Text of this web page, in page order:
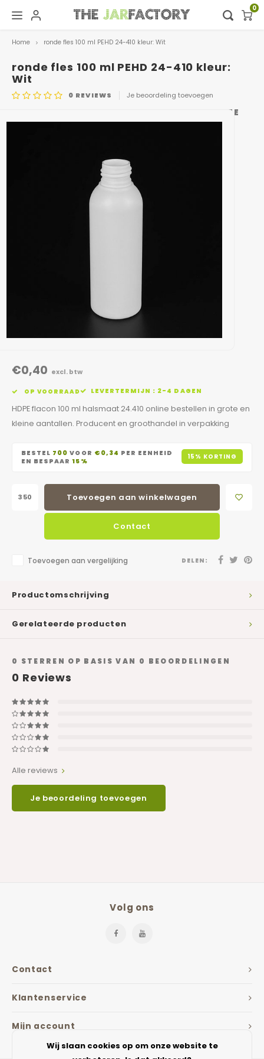
Digital showroom
Decoratie
Taal
0
Home ronde fles 100 ml PEHD 24-410 kleur: Wit
ronde fles 100 ml PEHD 24-410 kleur:
Wit
0 REVIEWS Je beoordeling toevoegen
1010.100ML_ROUND_PHDPE WHITE
€0,40 excl. btw
OP VOORRAAD LEVERTERMIJN : 2-4 DAGEN
HDPE flacon 100 ml halsmaat 24.410 online bestellen in grote en
kleine aantallen. Producent en groothandel in verpakking
BESTEL 700 VOOR €0,34 PER EENHEID
EN BESPAAR 15%
15% KORTING
Toevoegen aan winkelwagen
Contact
Toevoegen aan vergelijking DELEN:
Productomschrijving
Gerelateerde producten
0 STERREN OP BASIS VAN 0 BEOORDELINGEN
0 Reviews
Alle reviews
Je beoordeling toevoegen
Contact
Volg ons
Klantenservice
Mijn account
Wij slaan cookies op om onze website te